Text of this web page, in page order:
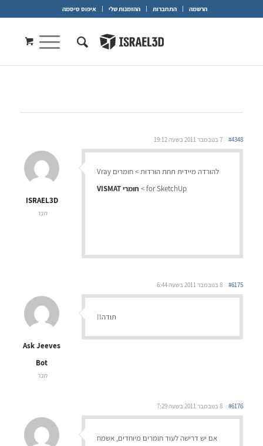
הרשמה התחברות ההזמנות שלי איפוס סיסמה
7 בנובמבר 2011 בשעה 19:12 #4348
ISRAEL3D
חבר
להורדה מיידית תחת הורדות > חומרים Vray
for SketchUp >
חומרי VISMAT
8 בנובמבר 2011 בשעה 6:44 #6175
Ask Jeeves
Bot
חבר
תודה!!
8 בנובמבר 2011 בשעה 7:29 #6176
אם יש דרישה לעוד חומרים מיוחדים, אשמח